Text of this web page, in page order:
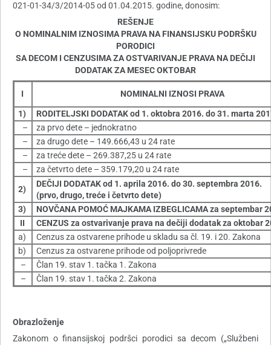
021-01-34/3/2014-05 od 01.04.2015. godine, donosim:
REŠENJE
O NOMINALNIM IZNOSIMA PRAVA NA FINANSIJSKU PODRŠKU
PORODICI
SA DECOM I CENZUSIMA ZA OSTVARIVANJE PRAVA NA DEČIJI
DODATAK ZA MESEC OKTOBAR
I NOMINALNI IZNOSI PRAVA
1)
RODITELJSKI DODATAK od 1. oktobra 2016. do 31. marta
–
za prvo dete – jednokratno
–
za drugo dete – 149.666,43 u 24 rate
–
za treće dete – 269.387,25 u 24 rate
–
za četvrto dete – 359.179,20 u 24 rate
2)
DEČIJI DODATAKod 1. aprila 2016. do 30. septembra 2016.
(prvo, drugo, treće i četvrto dete)
3)
NOVČANA POMOĆ MAJKAMA IZBEGLICAMA za septembar
II
CENZUS za ostvarivanje prava na dečiji dodatak za oktobar
a)
Cenzus za ostvarene prihode u skladu sa čl. 19. i 20. Zakona
b)
Cenzus za ostvarene prihode od poljoprivrede
–
Član 19. stav 1. tačka 1. Zakona
–
Član 19. stav 1. tačka 2. Zakona
Obrazloženje
Zakonom o finansijskoj podršci porodici sa decom („Službeni